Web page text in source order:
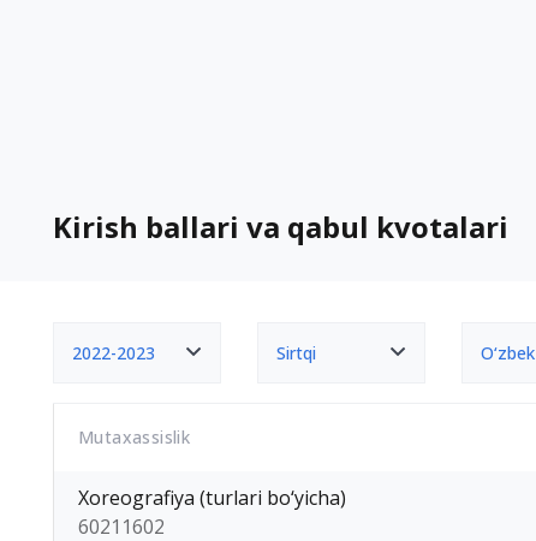
Kirish ballari va qabul kvotalari
2022-2023 Sirtqi O‘zbek
Mutaxassislik
Xoreografiya (turlari bo‘yicha)
60211602